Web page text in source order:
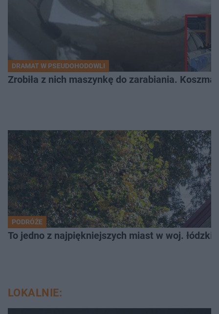
DRAMAT W PSEUDOHODOWLI
Zrobiła z nich maszynkę do zarabiania.
PODRÓŻE
To jedno z najpiękniejszych miast w woj.
LOKALNIE: